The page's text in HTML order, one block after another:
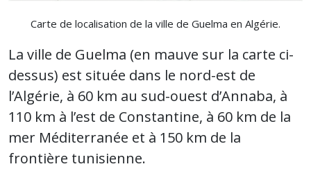
Carte de localisation de la ville de Guelma en Algérie.
La ville de Guelma (en mauve sur la carte ci-
dessus) est située dans le nord-est de
l’Algérie, à 60 km au sud-ouest d’Annaba, à
110 km à l’est de Constantine, à 60 km de la
mer Méditerranée et à 150 km de la
frontière tunisienne.